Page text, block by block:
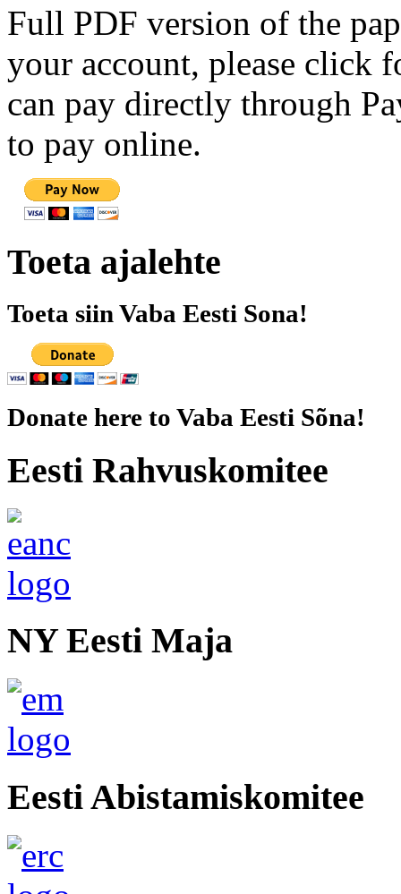
Full PDF version of the
your account, please click
can pay directly through
to pay online.
Toeta ajalehte
Toeta siin Vaba Eesti Sona!
Donate here to Vaba Eesti Sõna!
Eesti Rahvuskomitee
NY Eesti Maja
Eesti Abistamiskomitee